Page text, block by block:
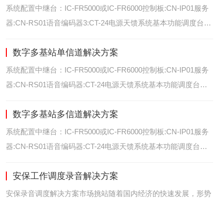
位功能是艾可慕数字系统的标
系统配置中继台：IC-FR5000或IC-FR6000控制板:CN-IP01服务
器:CN-RS01语音编码器3:CT-24电源天馈系统基本功能调度台录
室内定位艾可慕数字电台具备GPS数据上传功能。而GPS定位功
能是艾可慕数字系统的
数字多基站单信道解决方案
系统配置中继台：IC-FR5000或IC-FR6000控制板:CN-IP01服务
器:CN-RS01语音编码器:CT-24电源天馈系统基本功能调度台录
通过IP网络互联，通过成熟可靠的网络技术，艾可慕数字通讯将
延伸到世界的每一个角落。
数字多基站多信道解决方案
系统配置中继台：IC-FR5000或IC-FR6000控制板:CN-IP01服务
器:CN-RS01语音编码器:CT-24电源天馈系统基本功能调度台录
之间通过IP网络互联，通过成熟可靠的网络技术，艾可慕数字通
讯将延伸到世界的每一个角
安保工作调度录音解决方案
安保录音调度解决方案市场挑站随着国内经济的快速发展，形势